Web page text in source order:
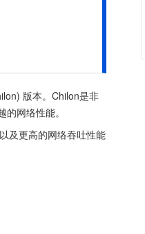
版本。Chilon是非
网络性能。
及更高的网络吞吐性能